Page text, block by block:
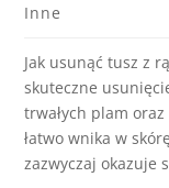
Inne
Jak usunąć tusz z
skuteczne
trwałych plam
łatwo wnika w
zazwyczaj okazuje